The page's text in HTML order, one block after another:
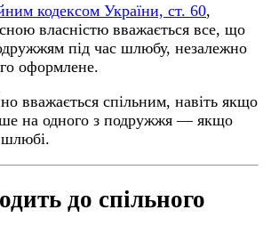
кодексом України, ст. 60,
власністю вважається все, що
під час шлюбу, незалежно
оформлене.
вважається спільним, навіть якщо
на одного з подружжя — якщо
шлюбі.
до спільного